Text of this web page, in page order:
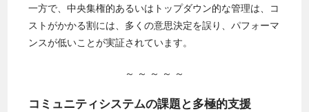
一方で、中央集権的あるいはトップダウン的な管理は、コ
ストがかかる割には、多くの意思決定を誤り、パフォーマ
ンスが低いことが実証されています。
～ ～ ～ ～ ～
コミュニティシステムの課題と多極的支援